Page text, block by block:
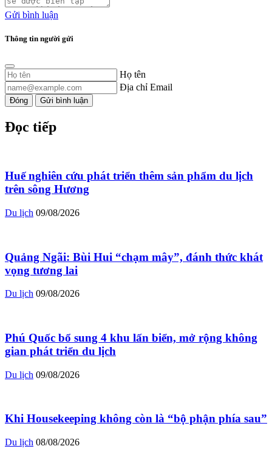
Gửi bình luận
Thông tin người gửi
Họ tên
Địa chỉ Email
Đóng Gửi bình luận
Đọc tiếp
Huế nghiên cứu phát triển thêm sản phẩm du lịch
trên sông Hương
Du lịch 09/08/2026
Quảng Ngãi: Bùi Hui “chạm mây”, đánh thức khát
vọng tương lai
Du lịch 09/08/2026
Phú Quốc bổ sung 4 khu lấn biển, mở rộng không
gian phát triển du lịch
Du lịch 09/08/2026
Khi Housekeeping không còn là “bộ phận phía sau”
Du lịch 08/08/2026